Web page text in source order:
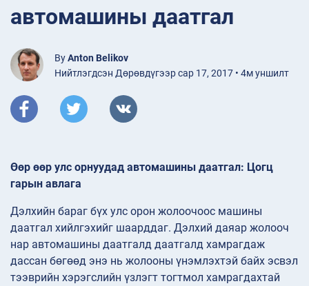
автомашины даатгал
ByAnton Belikov
Нийтлэгдсэн Дөрөвдүгээр сар 17, 2017 • 4м уншилт
Өөр өөр улс орнуудад автомашины даатгал: Цогц
гарын авлага
Дэлхийн бараг бүх улс орон жолоочоос машины
даатгал хийлгэхийг шаарддаг. Дэлхий даяар жолооч
нар автомашины даатгалд даатгалд хамрагдаж
дассан бөгөөд энэ нь жолооны үнэмлэхтэй байх эсвэл
тээврийн хэрэгслийн үзлэгт тогтмол хамрагдахтай